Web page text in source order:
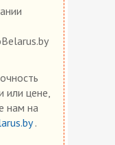
или цене,
нам на
.